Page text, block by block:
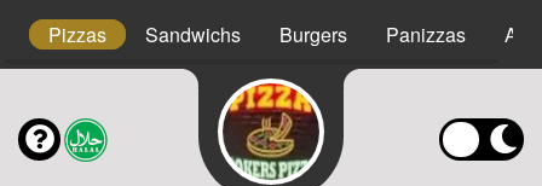
Pizzas Sandwichs Burgers Panizzas